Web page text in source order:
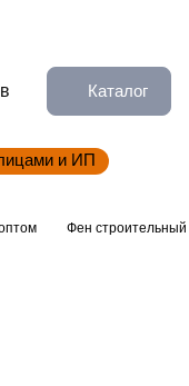
Каталог
и ИП
Фен